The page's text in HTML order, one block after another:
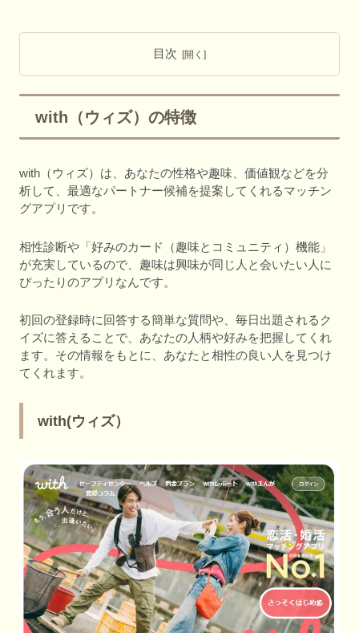
目次
with（ウィズ）の特徴
with（ウィズ）は、あなたの性格や趣味、価値観などを分
析して、最適なパートナー候補を提案してくれるマッチン
グアプリです。
相性診断や「好みのカード（趣味とコミュニティ）機能」
が充実しているので、趣味は興味が同じ人と会いたい人に
ぴったりのアプリなんです。
初回の登録時に回答する簡単な質問や、毎日出題されるク
イズに答えることで、あなたの人柄や好みを把握してくれ
ます。その情報をもとに、あなたと相性の良い人を見つけ
てくれます。
with(ウィズ）